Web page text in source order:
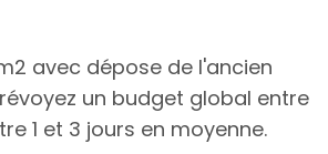
avec dépose de l'ancien
un budget global entre
1 et 3 jours en moyenne.